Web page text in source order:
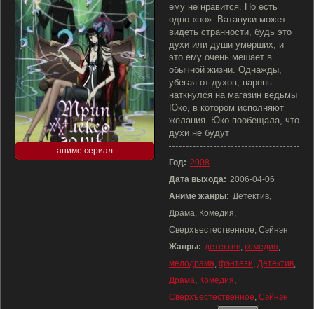
аниме сериал
ему не нравится. Но есть
одно «но»: Ватануки может
видеть странности, будь это
духи или души умерших, и
это ему очень мешает в
обычной жизни. Однажды,
убегая от духов, парень
наткнулся на магазин ведьмы
Юко, в котором исполняют
желания. Юко пообещала, что
духи не будут
Год: 2008
Дата выхода: 2006-04-06
Аниме жанры: Детектив,
Драма, Комедия,
Сверхъестественное, Сэйнэн
Жанры: детектив, комедия,
мелодрама, фэнтези, Детектив,
Драма, Комедия,
Сверхъестественное, Сэйнэн